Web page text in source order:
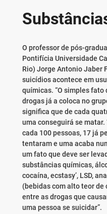
O professor de pós-
Pontifícia Universidade
Rio) Jorge Antonio Jaber
suicídios acontece em
químicas. “O simples fato
drogas já a coloca no
significa que de cada
uma conseguirá se
cada 100 pessoas, 17 já
tentaram e uma acaba
um fato que deve ser
substâncias químicas,
cocaína, ecstasy’, LSD,
(bebidas com alto teor
entre as drogas que
uma pessoa se suicidar”.